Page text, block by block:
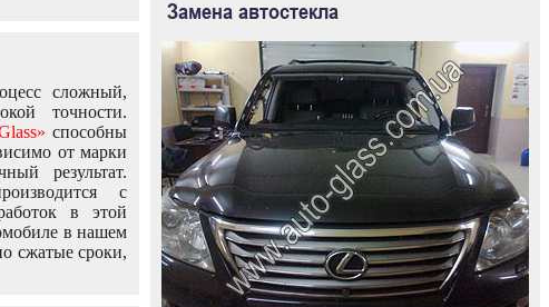
сложный,
точности.
способны
от марки
результат.
с
в этой
в нашем
сжатые сроки,
Замена автостекла